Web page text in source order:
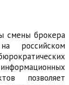
смены брокера
российском
позволяет